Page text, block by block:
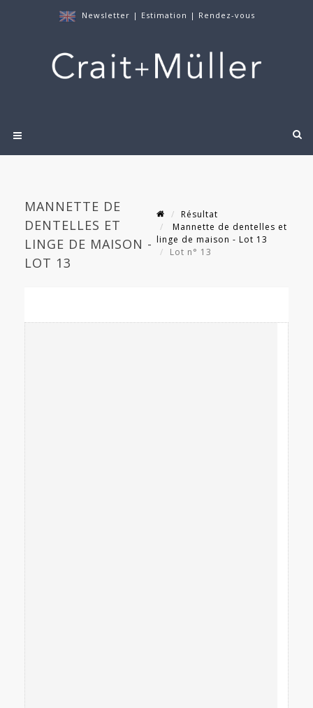
Newsletter | Estimation | Rendez-vous
MANNETTE DE
DENTELLES ET
LINGE DE MAISON -
LOT 13
Résultat
Mannette de dentelles et
linge de maison - Lot 13
Lot n° 13